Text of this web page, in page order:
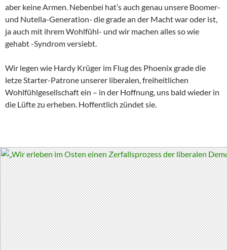
aber keine Armen. Nebenbei hat’s auch genau unsere Boomer-
und Nutella-Generation- die grade an der Macht war oder ist,
ja auch mit ihrem Wohlfühl- und wir machen alles so wie
gehabt -Syndrom versiebt.
Wir legen wie Hardy Krüger im Flug des Phoenix grade die
letze Starter-Patrone unserer liberalen, freiheitlichen
Wohlfühlgesellschaft ein – in der Hoffnung, uns bald wieder in
die Lüfte zu erheben. Hoffentlich zündet sie.